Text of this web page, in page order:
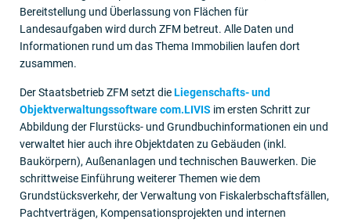
Bereitstellung und Überlassung von Flächen für
Landesaufgaben wird durch ZFM betreut. Alle Daten und
Informationen rund um das Thema Immobilien laufen dort
zusammen.
Der Staatsbetrieb ZFM setzt dieLiegenschafts- und
Objektverwaltungssoftware com.LIVIS im ersten Schritt zur
Abbildung der Flurstücks- und Grundbuchinformationen ein und
verwaltet hier auch ihre Objektdaten zu Gebäuden (inkl.
Baukörpern), Außenanlagen und technischen Bauwerken. Die
schrittweise Einführung weiterer Themen wie dem
Grundstücksverkehr, der Verwaltung von Fiskalerbschaftsfällen,
Pachtverträgen, Kompensationsprojekten und internen